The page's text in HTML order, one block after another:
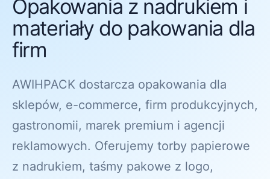
Opakowania z nadrukiem i
materiały do pakowania dla
firm
AWIHPACK dostarcza opakowania dla
sklepów, e-commerce, firm produkcyjnych,
gastronomii, marek premium i agencji
reklamowych. Oferujemy torby papierowe
z nadrukiem, taśmy pakowe z logo,